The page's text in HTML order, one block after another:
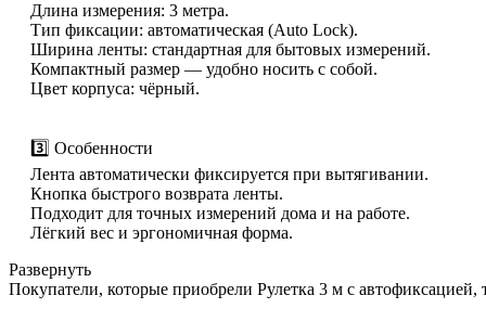
Длина измерения: 3 метра.
Тип фиксации: автоматическая (Auto Lock).
Ширина ленты: стандартная для бытовых измерений.
Компактный размер — удобно носить с собой.
Цвет корпуса: чёрный.
3️⃣ Особенности
Лента автоматически фиксируется при вытягивании.
Кнопка быстрого возврата ленты.
Подходит для точных измерений дома и на работе.
Лёгкий вес и эргономичная форма.
Развернуть
Покупатели, которые приобрели Рулетка 3 м с автофиксацией,